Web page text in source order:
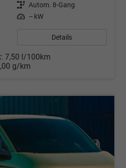
Getriebe Autom. 8-Gang
Leistung – kW
Details
7,50 l/100km
g/km